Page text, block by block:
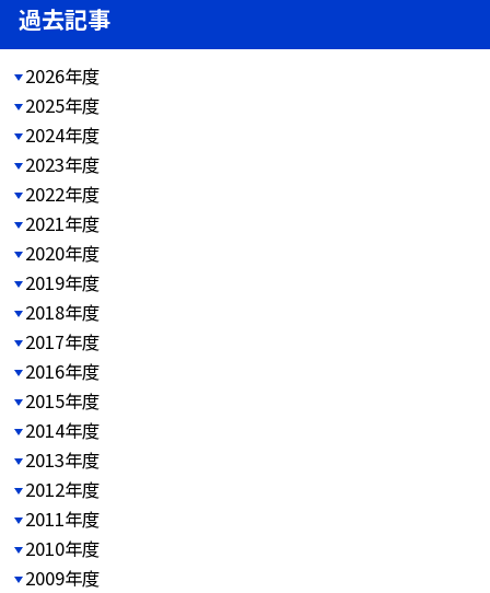
過去記事
2026年度
2025年度
2024年度
2023年度
2022年度
2021年度
2020年度
2019年度
2018年度
2017年度
2016年度
2015年度
2014年度
2013年度
2012年度
2011年度
2010年度
2009年度